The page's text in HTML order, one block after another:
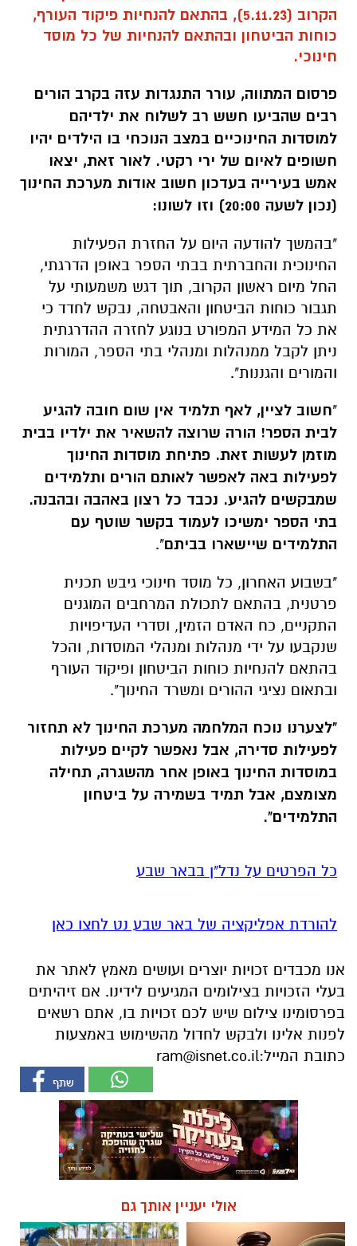
הקרוב (5.11.23), בהתאם להנחיות פיקוד העורף,
כוחות הביטחון ובהתאם להנחיות של כל מוסד
חינוכי.
פרסום המתווה, עורר התנגדות עזה בקרב הורים
רבים שהביעו חשש רב לשלוח את ילדיהם
למוסדות החינוכיים במצב הנוכחי בו הילדים יהיו
חשופים לאיום של ירי רקטי. לאור זאת, יצאו
אמש בעירייה בעדכון חשוב אודות מערכת החינוך
(נכון לשעה 20:00) וזו לשונו:
"בהמשך להודעה היום על החזרת הפעילות
החינוכית והחברתית בבתי הספר באופן הדרגתי,
החל מיום ראשון הקרוב, תוך דגש משמעותי על
תגבור כוחות הביטחון והאבטחה, נבקש לחדד כי
את כל המידע המפורט בנוגע לחזרה ההדרגתית
ניתן לקבל ממנהלות ומנהלי בתי הספר, המורות
והמורים והגננות".
"חשוב לציין, לאף תלמיד אין שום חובה להגיע
לבית הספר! הורה שרוצה להשאיר את ילדיו בבית
מוזמן לעשות זאת. פתיחת מוסדות החינוך
לפעילות באה לאפשר לאותם הורים ותלמידים
שמבקשים להגיע. נכבד כל רצון באהבה ובהבנה.
בתי הספר ימשיכו לעמוד בקשר שוטף עם
התלמידים שיישארו בביתם".
"בשבוע האחרון, כל מוסד חינוכי גיבש תכנית
פרטנית, בהתאם לתכולת המרחבים המוגנים
התקניים, כח האדם הזמין, וסדרי העדיפויות
שנקבעו על ידי מנהלות ומנהלי המוסדות, והכל
בהתאם להנחיות כוחות הביטחון ופיקוד העורף
ובתאום נציגי ההורים ומשרד החינוך".
"לצערנו נוכח המלחמה מערכת החינוך לא תחזור
לפעילות סדירה, אבל נאפשר לקיים פעילות
במוסדות החינוך באופן אחר מהשגרה, תחילה
מצומצם, אבל תמיד בשמירה על ביטחון
התלמידים".
כל הפרטים על נדל"ן בבאר שבע
להורדת אפליקציה של באר שבע נט לחצו כאן
אנו מכבדים זכויות יוצרים ועושים מאמץ לאתר את
בעלי הזכויות בצילומים המגיעים לידינו. אם זיהיתים
בפרסומינו צילום שיש לכם זכויות בו, אתם רשאים
לפנות אלינו ולבקש לחדול מהשימוש באמצעות
כתובת המייל:ram@isnet.co.il
אולי יעניין אותך גם